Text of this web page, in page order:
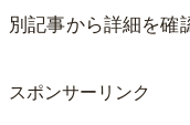
別記事から詳細を確
スポンサーリンク